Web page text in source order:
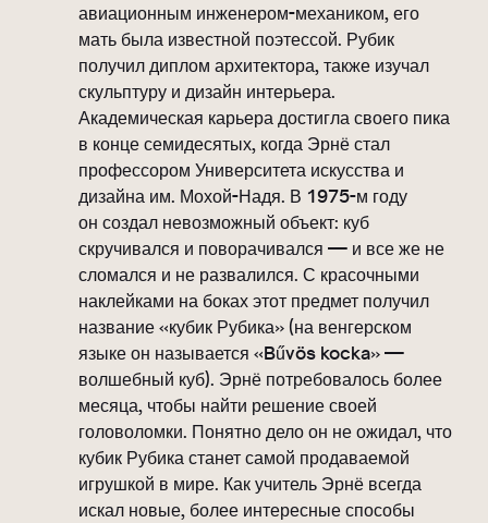
авиационным инженером-механиком, его
мать была известной поэтессой. Рубик
получил диплом архитектора, также изучал
скульптуру и дизайн интерьера.
Академическая карьера достигла своего пика
в конце семидесятых, когда Эрнё стал
профессором Университета искусства и
дизайна им. Мохой-Надя. В 1975-м году
он создал невозможный объект: куб
скручивался и поворачивался — и все же не
сломался и не развалился. С красочными
наклейками на боках этот предмет получил
название «кубик Рубика» (на венгерском
языке он называется «Bűvös kocka» —
волшебный куб). Эрнё потребовалось более
месяца, чтобы найти решение своей
головоломки. Понятно дело он не ожидал, что
кубик Рубика станет самой продаваемой
игрушкой в ​​мире. Как учитель Эрнё всегда
искал новые, более интересные способы